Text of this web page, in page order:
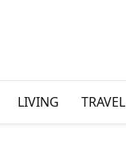
LIVING TRAVEL